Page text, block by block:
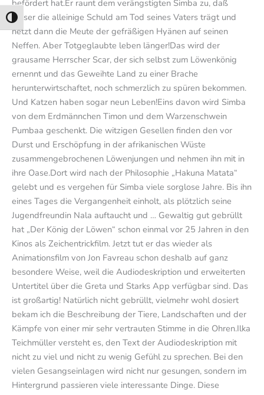
Umschalten auf hohe Kontraste
befördert hat.Er raunt dem verängstigten Simba zu, daß
dieser die alleinige Schuld am Tod seines Vaters trägt und
hetzt dann die Meute der gefräßigen Hyänen auf seinen
Neffen. Aber Totgeglaubte leben länger!Das wird der
grausame Herrscher Scar, der sich selbst zum Löwenkönig
ernennt und das Geweihte Land zu einer Brache
herunterwirtschaftet, noch schmerzlich zu spüren bekommen.
Und Katzen haben sogar neun Leben!Eins davon wird Simba
von dem Erdmännchen Timon und dem Warzenschwein
Pumbaa geschenkt. Die witzigen Gesellen finden den vor
Durst und Erschöpfung in der afrikanischen Wüste
zusammengebrochenen Löwenjungen und nehmen ihn mit in
ihre Oase.Dort wird nach der Philosophie „Hakuna Matata“
gelebt und es vergehen für Simba viele sorglose Jahre. Bis ihn
eines Tages die Vergangenheit einholt, als plötzlich seine
Jugendfreundin Nala auftaucht und … Gewaltig gut gebrüllt
hat „Der König der Löwen“ schon einmal vor 25 Jahren in den
Kinos als Zeichentrickfilm. Jetzt tut er das wieder als
Animationsfilm von Jon Favreau schon deshalb auf ganz
besondere Weise, weil die Audiodeskription und erweiterten
Untertitel über die Greta und Starks App verfügbar sind. Das
ist großartig! Natürlich nicht gebrüllt, vielmehr wohl dosiert
bekam ich die Beschreibung der Tiere, Landschaften und der
Kämpfe von einer mir sehr vertrauten Stimme in die Ohren.Ilka
Teichmüller versteht es, den Text der Audiodeskription mit
nicht zu viel und nicht zu wenig Gefühl zu sprechen. Bei den
vielen Gesangseinlagen wird nicht nur gesungen, sondern im
Hintergrund passieren viele interessante Dinge. Diese